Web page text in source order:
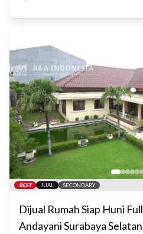
BEST JUAL SECONDARY
Dijual Rumah Siap Huni
Andayani Surabaya Selatan